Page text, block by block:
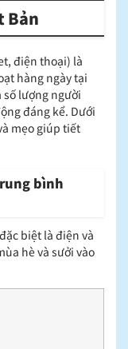
Bản
điện thoại) là
hàng ngày tại
số lượng người
đáng kể. Dưới
mẹo giúp tiết
bình
biệt là điện và
hè và sưởi vào